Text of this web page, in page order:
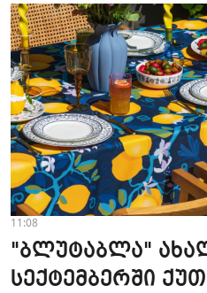
11:08
"ბლუტაბლა"
სექტემბერში